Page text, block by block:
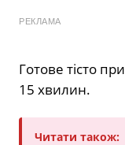
РЕКЛАМА
Готове тісто
15 хвилин.
Читати також: